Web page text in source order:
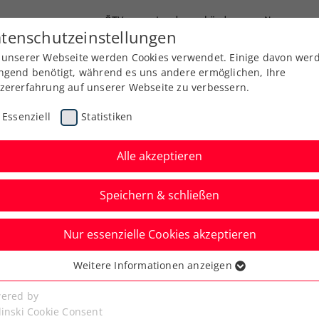
ÖTV Landesverbände News
Ausbildung Services Über uns
Aktuelle News
Webseite werden Cookies verwendet. Einige davon
benötigt, während es uns andere ermöglichen, Ihre
auf unserer Webseite zu verbessern.
Essenziell Statistiken
Alle akzeptieren
Speichern & schließen
Nur essenzielle Cookies akzeptieren
Cookies werden für grundlegende Funktionen der
benötigt. Dadurch ist gewährleistet, dass die Webseite
Weitere Informationen anzeigen
by
Cookie Consent